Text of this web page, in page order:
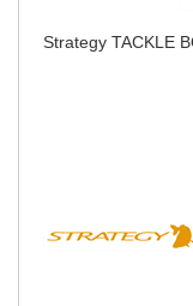
Strategy TACKLE